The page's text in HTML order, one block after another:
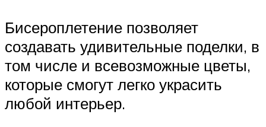
Бисероплетение позволяет
создавать удивительные поделки, в
том числе и всевозможные цветы,
которые смогут легко украсить
любой интерьер.